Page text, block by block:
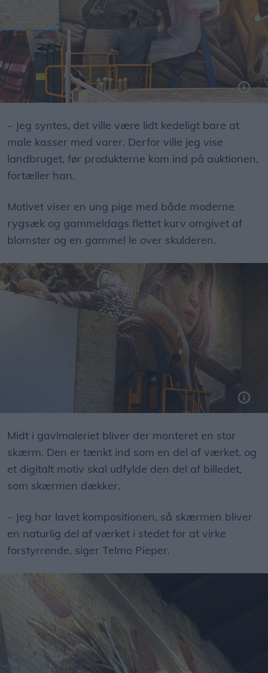
– Jeg syntes, det ville være lidt kedeligt bare at
male kasser med varer. Derfor ville jeg vise
landbruget, før produkterne kom ind på auktionen,
fortæller han.
Motivet viser en ung pige med både moderne
rygsæk og gammeldags flettet kurv omgivet af
blomster og en gammel le over skulderen.
Midt i gavlmaleriet bliver der monteret en stor
skærm. Den er tænkt ind som en del af værket, og
et digitalt motiv skal udfylde den del af billedet,
som skærmen dækker.
– Jeg har lavet kompositionen, så skærmen bliver
en naturlig del af værket i stedet for at virke
forstyrrende, siger Telmo Pieper.